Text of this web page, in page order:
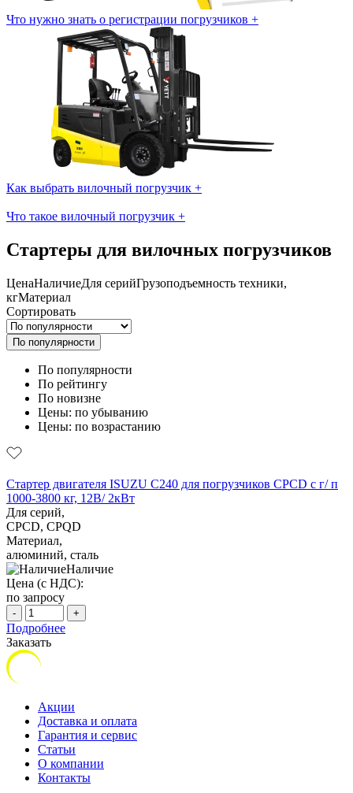
Что нужно знать о регистрации погрузчиков +
Как выбрать вилочный погрузчик +
Что такое вилочный погрузчик +
Стартеры для вилочных погрузчиков
ЦенаНаличиеДля серийГрузоподъемность техники,
кгМатериал
Сортировать
По популярности
По популярности
По рейтингу
По новизне
Цены: по убыванию
Цены: по возрастанию
Стартер двигателя ISUZU C240 для погрузчиков CPCD с г/ п
1000-3800 кг, 12В/ 2кВт
Для серий,
CPCD, CPQD
Материал,
алюминий, сталь
Наличие
Цена (с НДС):
по запросу
- +
Подробнее
Заказать
Акции
Доставка и оплата
Гарантия и сервис
Статьи
О компании
Контакты